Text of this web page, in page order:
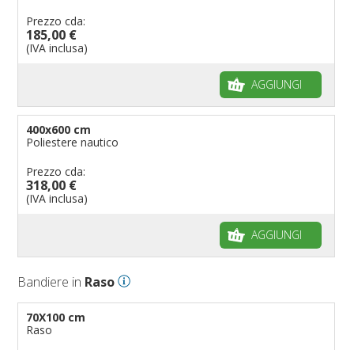
Prezzo cda:
185,00 €
(IVA inclusa)
AGGIUNGI
400x600 cm
Poliestere nautico
Prezzo cda:
318,00 €
(IVA inclusa)
AGGIUNGI
Bandiere in Raso
70X100 cm
Raso